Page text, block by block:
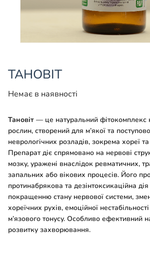
ТАНОВІТ
Немає в наявності
Тановіт — це натуральний фітокомплекс
рослин, створений для м’якої та
неврологічних розладів, зокрема хореї та
Препарат діє спрямовано на нервові
мозку, уражені внаслідок ревматичних,
запальних або вікових процесів. Його
протинабрякова та дезінтоксикаційна
покращенню стану нервової системи,
хореїчних рухів, емоційної
м’язового тонусу. Особливо ефективний
розвитку захворювання.